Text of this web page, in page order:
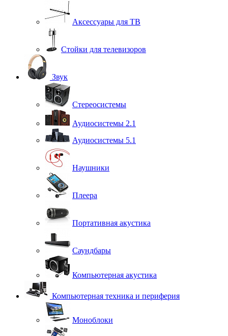
Аксессуары для ТВ
Стойки для телевизоров
Звук
Стереосистемы
Аудиосистемы 2.1
Аудиосистемы 5.1
Наушники
Плеера
Портативная акустика
Саундбары
Компьютерная акустика
Компьютерная техника и периферия
Моноблоки